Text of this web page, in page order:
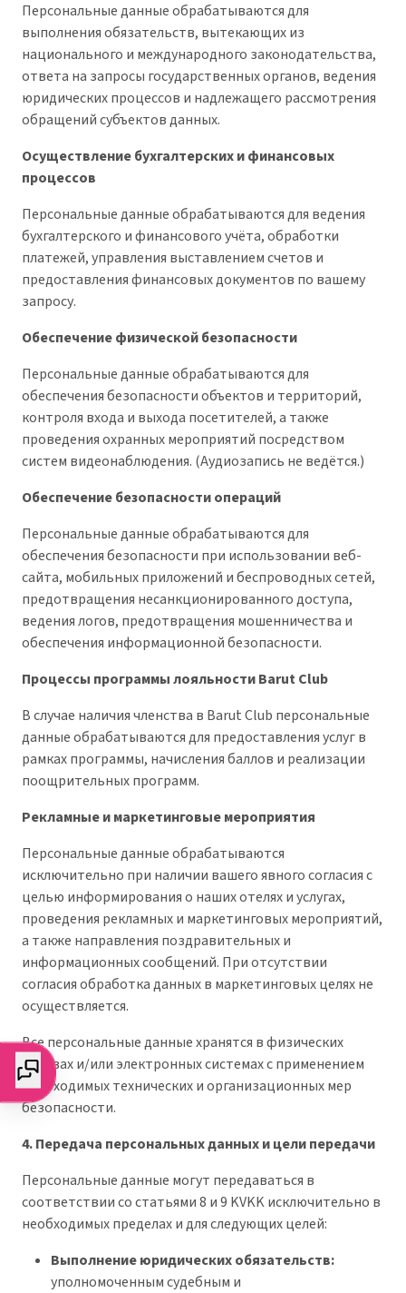
Персональные данные обрабатываются для
выполнения обязательств, вытекающих из
национального и международного законодательства,
ответа на запросы государственных органов, ведения
юридических процессов и надлежащего рассмотрения
обращений субъектов данных.
Осуществление бухгалтерских и финансовых
процессов
Персональные данные обрабатываются для ведения
бухгалтерского и финансового учёта, обработки
платежей, управления выставлением счетов и
предоставления финансовых документов по вашему
запросу.
Обеспечение физической безопасности
Персональные данные обрабатываются для
обеспечения безопасности объектов и территорий,
контроля входа и выхода посетителей, а также
проведения охранных мероприятий посредством
систем видеонаблюдения. (Аудиозапись не ведётся.)
Обеспечение безопасности операций
Персональные данные обрабатываются для
обеспечения безопасности при использовании веб-
сайта, мобильных приложений и беспроводных сетей,
предотвращения несанкционированного доступа,
ведения логов, предотвращения мошенничества и
обеспечения информационной безопасности.
Процессы программы лояльности Barut Club
В случае наличия членства в Barut Club персональные
данные обрабатываются для предоставления услуг в
рамках программы, начисления баллов и реализации
поощрительных программ.
Рекламные и маркетинговые мероприятия
Персональные данные обрабатываются
исключительно при наличии вашего явного согласия с
целью информирования о наших отелях и услугах,
проведения рекламных и маркетинговых мероприятий,
а также направления поздравительных и
информационных сообщений. При отсутствии
согласия обработка данных в маркетинговых целях не
осуществляется.
Все персональные данные хранятся в физических
архивах и/или электронных системах с применением
необходимых технических и организационных мер
безопасности.
4. Передача персональных данных и цели передачи
Персональные данные могут передаваться в
соответствии со статьями 8 и 9 KVKK исключительно в
необходимых пределах и для следующих целей:
Выполнение юридических обязательств:
уполномоченным судебным и